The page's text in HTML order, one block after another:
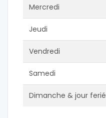
Mercredi
Jeudi
Vendredi
Samedi
Dimanche & jour ferié